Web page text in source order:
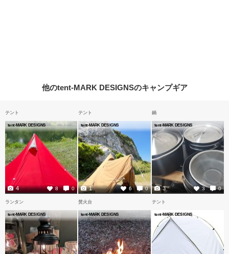
他のtent-MARK DESIGNSのキャンプギア
テント
tent-MARK DESIGNS
8 0
4
テント
tent-MARK DESIGNS
6 0
1
鍋
tent-MARK DESIGNS
3 0
3
ランタン
tent-MARK DESIGNS
焚火台
tent-MARK DESIGNS
テント
tent-MARK DESIGNS